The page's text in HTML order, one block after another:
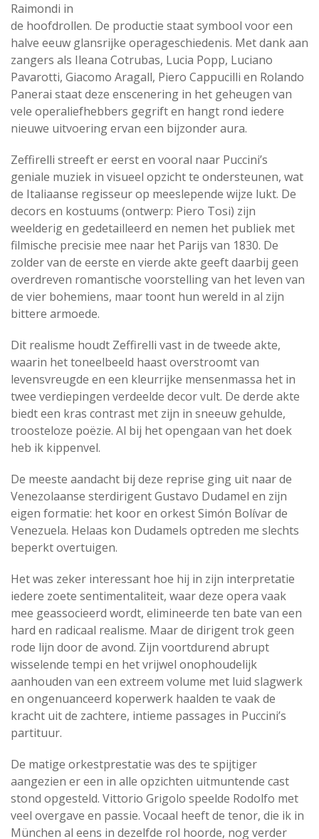
Raimondi in
de hoofdrollen. De productie staat symbool voor een
halve eeuw glansrijke operageschiedenis. Met dank aan
zangers als Ileana Cotrubas, Lucia Popp, Luciano
Pavarotti, Giacomo Aragall, Piero Cappucilli en Rolando
Panerai staat deze enscenering in het geheugen van
vele operaliefhebbers gegrift en hangt rond iedere
nieuwe uitvoering ervan een bijzonder aura.
Zeffirelli streeft er eerst en vooral naar Puccini’s
geniale muziek in visueel opzicht te ondersteunen, wat
de Italiaanse regisseur op meeslepende wijze lukt. De
decors en kostuums (ontwerp: Piero Tosi) zijn
weelderig en gedetailleerd en nemen het publiek met
filmische precisie mee naar het Parijs van 1830. De
zolder van de eerste en vierde akte geeft daarbij geen
overdreven romantische voorstelling van het leven van
de vier bohemiens, maar toont hun wereld in al zijn
bittere armoede.
Dit realisme houdt Zeffirelli vast in de tweede akte,
waarin het toneelbeeld haast overstroomt van
levensvreugde en een kleurrijke mensenmassa het in
twee verdiepingen verdeelde decor vult. De derde akte
biedt een kras contrast met zijn in sneeuw gehulde,
troosteloze poëzie. Al bij het opengaan van het doek
heb ik kippenvel.
De meeste aandacht bij deze reprise ging uit naar de
Venezolaanse sterdirigent Gustavo Dudamel en zijn
eigen formatie: het koor en orkest Simón Bolívar de
Venezuela. Helaas kon Dudamels optreden me slechts
beperkt overtuigen.
Het was zeker interessant hoe hij in zijn interpretatie
iedere zoete sentimentaliteit, waar deze opera vaak
mee geassocieerd wordt, elimineerde ten bate van een
hard en radicaal realisme. Maar de dirigent trok geen
rode lijn door de avond. Zijn voortdurend abrupt
wisselende tempi en het vrijwel onophoudelijk
aanhouden van een extreem volume met luid slagwerk
en ongenuanceerd koperwerk haalden te vaak de
kracht uit de zachtere, intieme passages in Puccini’s
partituur.
De matige orkestprestatie was des te spijtiger
aangezien er een in alle opzichten uitmuntende cast
stond opgesteld. Vittorio Grigolo speelde Rodolfo met
veel overgave en passie. Vocaal heeft de tenor, die ik in
München al eens in dezelfde rol hoorde, nog verder